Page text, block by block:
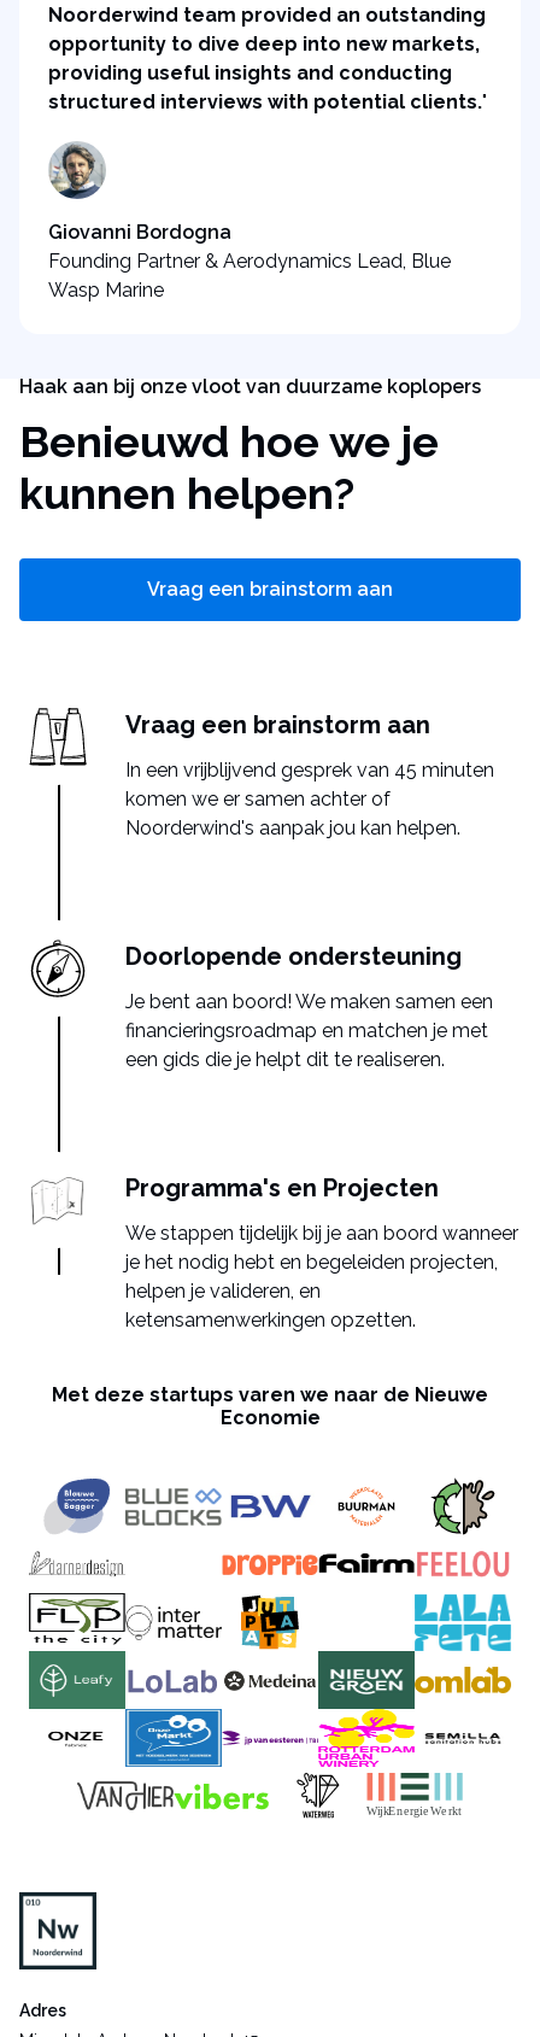
Noorderwind team provided an outstanding
opportunity to dive deep into new markets,
providing useful insights and conducting
structured interviews with potential clients."
Giovanni Bordogna
Founding Partner & Aerodynamics Lead, Blue
Wasp Marine
Haak aan bij onze vloot van duurzame koplopers
Benieuwd hoe we je
kunnen helpen?
Vraag een brainstorm aan
Vraag een brainstorm aan
In een vrijblijvend gesprek van 45 minuten
komen we er samen achter of
Noorderwind's aanpak jou kan helpen.
Doorlopende ondersteuning
Je bent aan boord! We maken samen een
financieringsroadmap en matchen je met
een gids die je helpt dit te realiseren.
Programma's en Projecten
We stappen tijdelijk bij je aan boord wanneer
je het nodig hebt en begeleiden projecten,
helpen je valideren, en
ketensamenwerkingen opzetten.
Met deze startups varen we naar de Nieuwe
Economie
Adres